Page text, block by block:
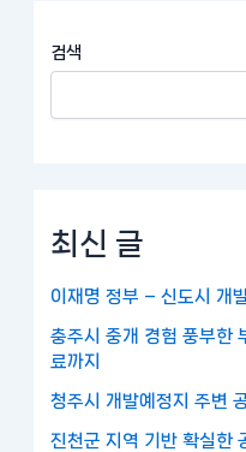
검색
최신 글
이재명 정부 – 신도시 개
충주시 중개 경험 풍부한
료까지
청주시 개발예정지 주변
진천군 지역 기반 확실한